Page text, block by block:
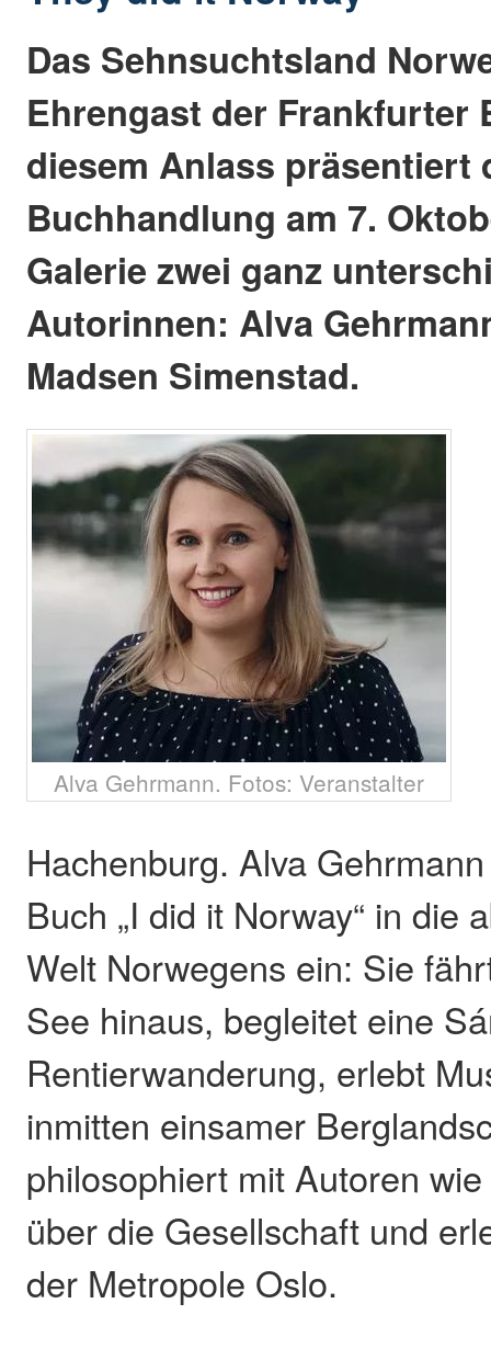
Das Sehnsuchtsland
Ehrengast der Frankfurter
diesem Anlass präsentiert
Buchhandlung am 7.
Galerie zwei ganz
Autorinnen: Alva
Madsen Simenstad.
Alva Gehrmann. Fotos: Veranstalter
Hachenburg. Alva
Buch „I did it Norway“ in die
Welt Norwegens ein: Sie
See hinaus, begleitet eine
Rentierwanderung, erlebt
inmitten einsamer
philosophiert mit Autoren
über die Gesellschaft und
der Metropole Oslo.